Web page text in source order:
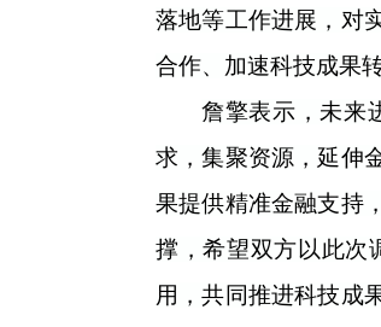
落地等工作进展，对
合作、加速科技成果
詹擎表示，未来
求，集聚资源，延伸
果提供精准金融支持
撑，希望双方以此次
用，共同推进科技成